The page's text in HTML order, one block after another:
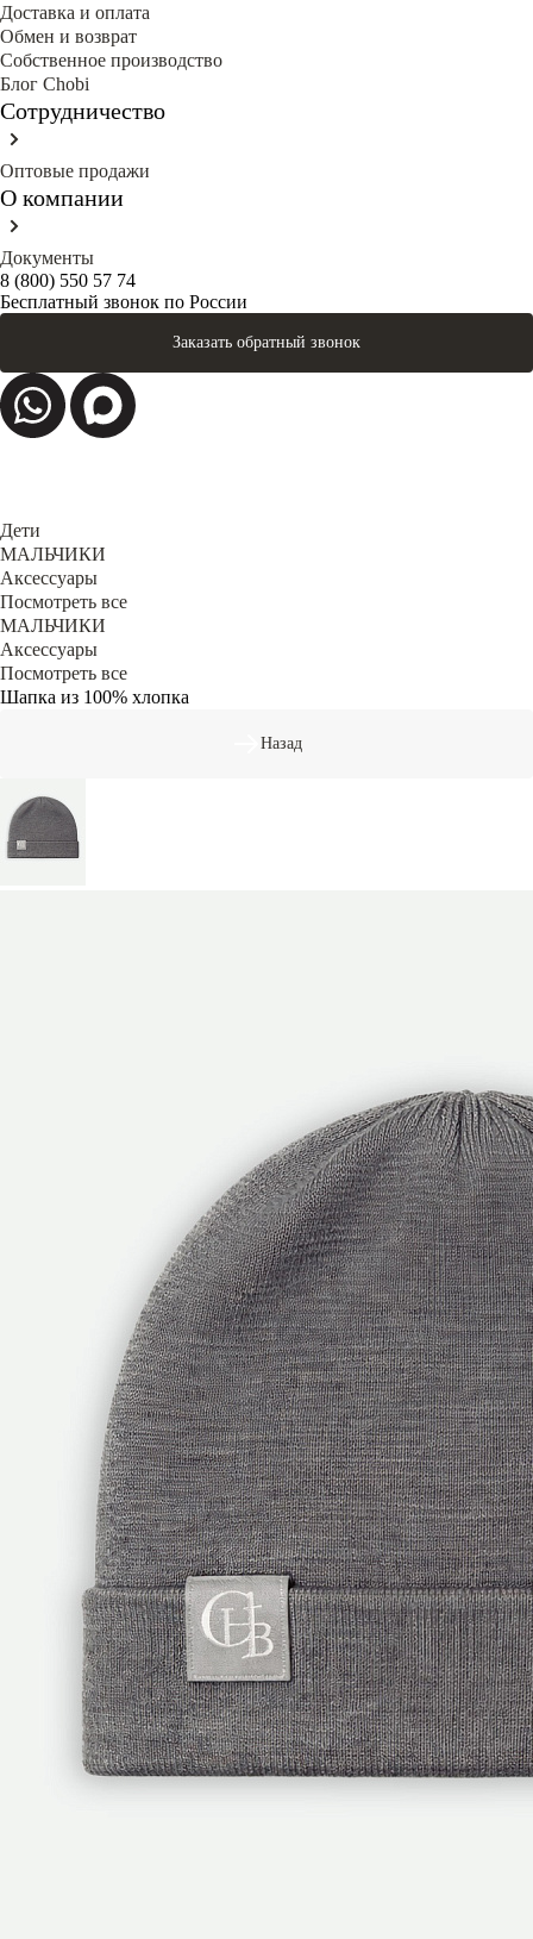
Доставка и оплата
Обмен и возврат
Собственное производство
Блог Сhobi
Сотрудничество
Оптовые продажи
О компании
Документы
8 (800) 550 57 74
Бесплатный звонок по России
Заказать обратный звонок
Дети
МАЛЬЧИКИ
Аксессуары
Посмотреть все
МАЛЬЧИКИ
Аксессуары
Посмотреть все
Шапка из 100% хлопка
Назад